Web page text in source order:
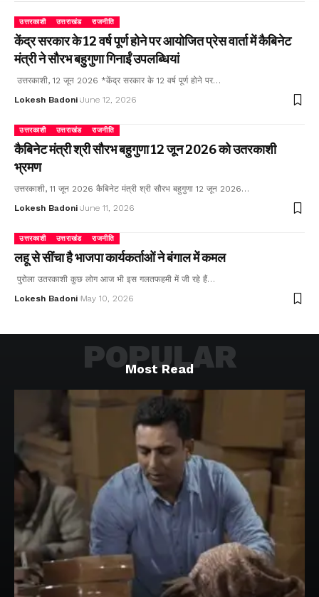
उत्तरकाशी उत्तराखंड राजनीति
केंद्र सरकार के 12 वर्ष पूर्ण होने पर आयोजित प्रेस वार्ता में कैबिनेट
मंत्री ने सौरभ बहुगुणा गिनाईं उपलब्धियां
उत्तरकाशी, 12 जून 2026 *केंद्र सरकार के 12 वर्ष पूर्ण होने पर…
Lokesh Badoni June 12, 2026
उत्तरकाशी उत्तराखंड राजनीति
कैबिनेट मंत्री श्री सौरभ बहुगुणा 12 जून 2026 को उतरकाशी
भ्रमण
उत्तरकाशी, 11 जून 2026 कैबिनेट मंत्री श्री सौरभ बहुगुणा 12 जून 2026…
Lokesh Badoni June 11, 2026
उत्तरकाशी उत्तराखंड राजनीति
लहू से सींचा है भाजपा कार्यकर्ताओं ने बंगाल में कमल
पुरोला उतरकाशी कुछ लोग आज भी इस गलतफहमी में जी रहे हैं…
Lokesh Badoni May 10, 2026
Most Read
POPULAR